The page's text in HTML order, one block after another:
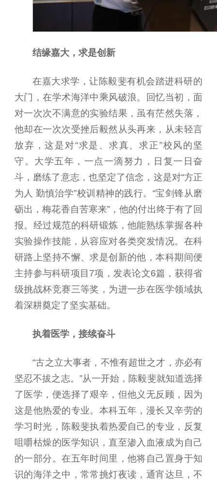
结缘嘉大，求是创新
在嘉大求学，让陈毅斐有机会踏进科研的
大门，在学术海洋中乘风破浪。回忆当初，面
对一次次不满意的实验结果，虽有茫然失落，
他却在一次次受挫后毅然从头再来，从未轻言
放弃，这是对“求是、求真、求正”校风的坚
守。大学五年，一点一滴努力，日复一日奋
斗，磨练了意志，也坚定了信念，这是对“方正
为人 勤慎治学”校训精神的践行。“宝剑锋从磨
砺出，梅花香自苦寒来”，他的付出终于有了回
报。经过规范的科研锻炼，他能熟练掌握各种
实验操作技能，从容应对各类突发情况。在科
研路上坚持不懈、求是创新的他，本科期间便
主持参与科研项目7项，发表论文6篇，获得省
级挑战杯竞赛三等奖，为进一步在医学领域执
着深耕奠定了坚实基础。
执着医学，接续奋斗
“古之立大事者，不惟有超世之才，亦必有
坚忍不拔之志。”从一开始，陈毅斐就知道选择
了医学，便选择了艰辛，但他义无反顾，因为
这是他热爱的专业。本科五年，漫长又辛劳的
学习时光，陈毅斐执着热爱自己的专业，反复
咀嚼枯燥的医学知识，直至渗入血液成为自己
的一部分。在五年时间里，他将自己置身于知
识的海洋之中，常常挑灯夜读，通宵达旦，不